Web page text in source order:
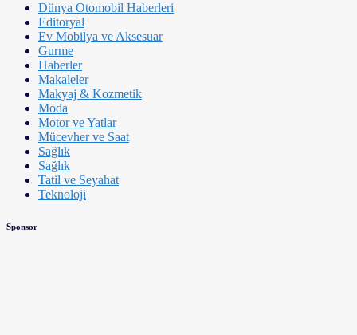
Dünya Otomobil Haberleri
Editoryal
Ev Mobilya ve Aksesuar
Gurme
Haberler
Makaleler
Makyaj & Kozmetik
Moda
Motor ve Yatlar
Mücevher ve Saat
Sağlık
Sağlık
Tatil ve Seyahat
Teknoloji
Sponsor